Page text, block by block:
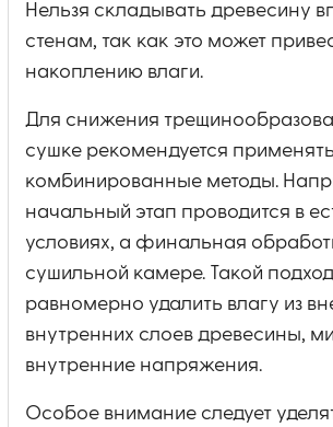
Нельзя складывать древесину
стенам, так как это может
накоплению влаги.
Для снижения
сушке рекомендуется применять
комбинированные методы.
начальный этап проводится в
условиях, а финальная
сушильной камере. Такой
равномерно удалить влагу из
внутренних слоев древесины,
внутренние напряжения.
Особое внимание следует